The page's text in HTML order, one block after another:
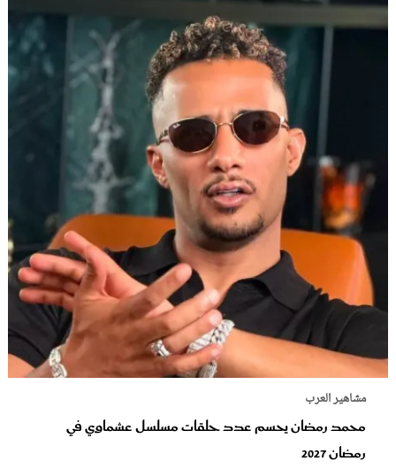
مشاهير العرب
محمد رمضان يحسم عدد حلقات مسلسل عشماوي في
رمضان 2027